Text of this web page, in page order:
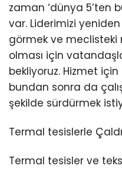
zaman ‘dünya 5’ten
var. Liderimizi
görmek ve meclisteki
olması için
bekliyoruz. Hizmet
bundan sonra da
şekilde sürdürmek
Termal tesislerle
Termal tesisler ve